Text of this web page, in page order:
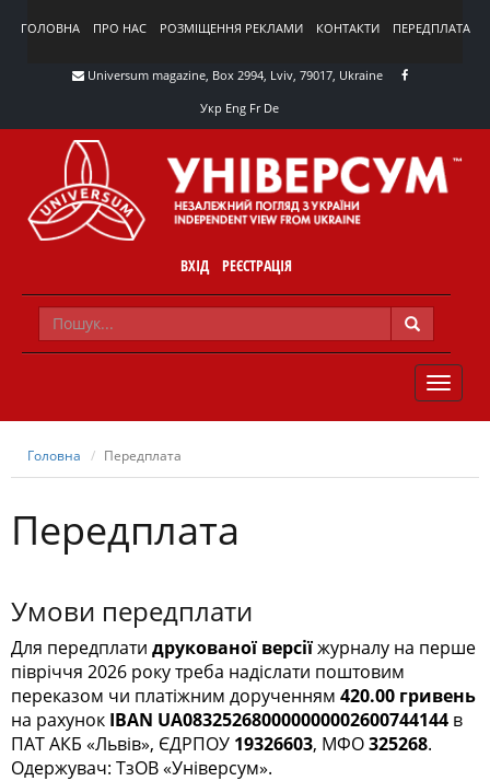
ГОЛОВНА ПРО НАС РОЗМІЩЕННЯ РЕКЛАМИ КОНТАКТИ ПЕРЕДПЛАТА
Universum magazine, Box 2994, Lviv, 79017, Ukraine
Укр Eng Fr De
ВХІД РЕЄСТРАЦІЯ
TOGGLE
Головна Передплата
Передплата
Умови передплати
Для передплати друкованої версіїжурналу на перше
півріччя 2026 року треба надіслати поштовим
переказом чи платіжним дорученням 420.00 гривень
на рахунок IBAN UA083252680000000002600744144 в
ПАТ АКБ «Львів», ЄДРПОУ 19326603, МФО325268.
Одержувач: ТзОВ «Унiвеpсум».